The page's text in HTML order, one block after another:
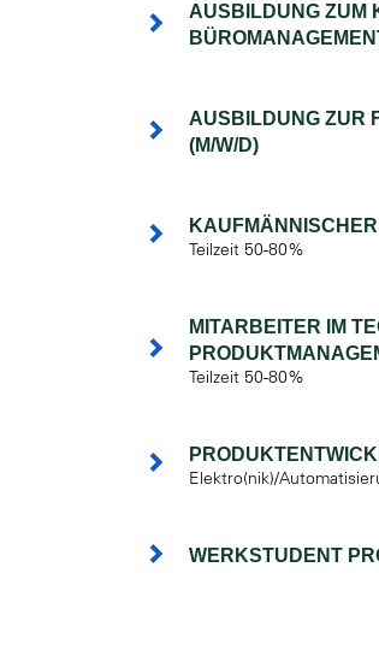
AUSBILDUNG ZUM
AUSBILDUNG ZUR
(M/W/D)
Teilzeit 50-80%
MITARBEITER IM
Teilzeit 50-80%
Elektro(nik)/
WERKSTUDENT